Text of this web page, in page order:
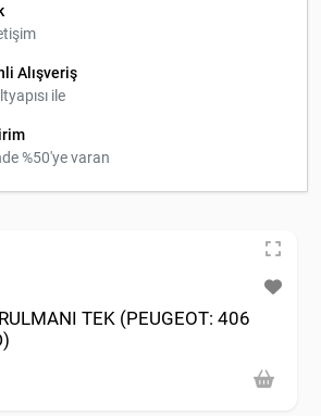
Alışveriş
ile
%50'ye varan
TEK (PEUGEOT: 406